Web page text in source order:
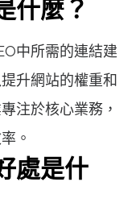
什麼？
中所需的連結建
升網站的權重和
注於核心業務，
。
處是什